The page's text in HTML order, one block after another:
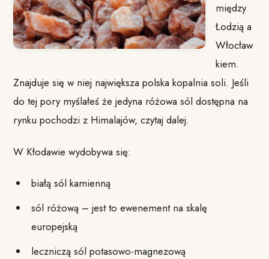
między
Łodzią a
Włocław
kiem.
Znajduje się w niej największa polska kopalnia soli. Jeśli
do tej pory myślałeś że jedyna różowa sól dostępna na
rynku pochodzi z Himalajów, czytaj dalej.
W Kłodawie wydobywa się:
białą sól kamienną
sól różową – jest to ewenement na skalę
europejską
leczniczą sól potasowo-magnezową